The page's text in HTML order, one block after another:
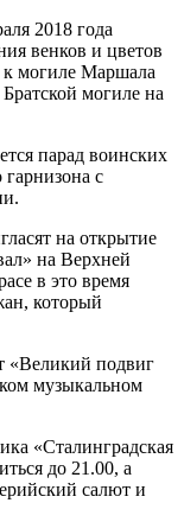
2018 года
венков и цветов
могиле Маршала
могиле на
парад воинских
гарнизона с
на открытие
на Верхней
в это время
который
«Великий подвиг
музыкальном
«Сталинградская
до 21.00, а
салют и